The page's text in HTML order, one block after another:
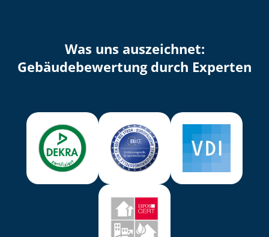
Was uns auszeichnet:
Ge­bäu­de­be­wer­tung durch Experten